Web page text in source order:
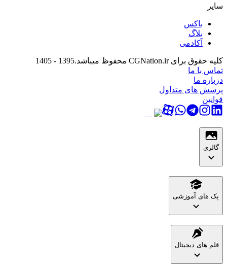
سایر
باکس
بلاگ
آکادمی
کلیه حقوق برای CGNation.ir محفوظ میباشد.
1395 - 1405
تماس با ما
درباره ما
پرسش های متداول
قوانین
گالری
پک های آموزشی
قلم های دیجیتال